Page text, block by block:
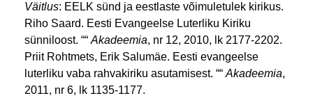
Väitlus: EELK sünd ja eestlaste võimuletulek kirikus.
Riho Saard. Eesti Evangeelse Luterliku Kiriku
sünniloost. ““ Akadeemia, nr 12, 2010, lk 2177-2202.
Priit Rohtmets, Erik Salumäe. Eesti evangeelse
luterliku vaba rahvakiriku asutamisest. ““ Akadeemia,
2011, nr 6,
lk 1135-1177.